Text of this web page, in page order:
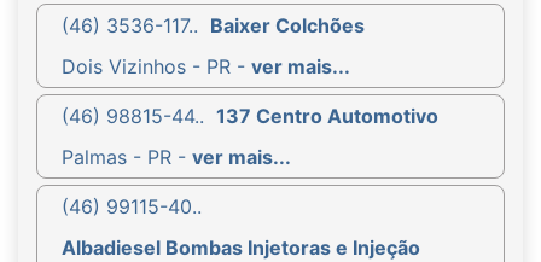
(46) 3536-117.. Baixer Colchões
Dois Vizinhos - PR - ver mais...
(46) 98815-44.. 137 Centro Automotivo
Palmas - PR - ver mais...
(46) 99115-40..
Albadiesel Bombas Injetoras e Injeção